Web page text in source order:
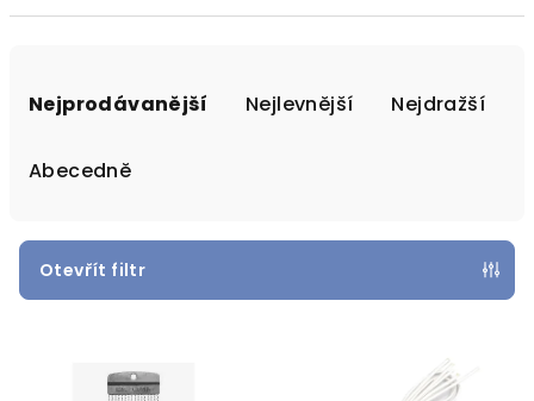
r
Nejprodávanější Nejlevnější Nejdražší
Abecedně
Otevřít filtr